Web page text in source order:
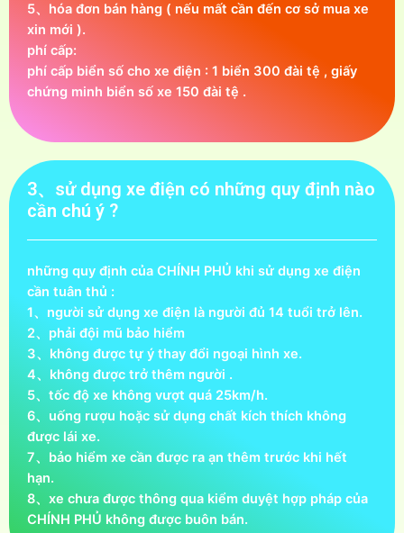
5、hóa đơn bán hàng ( nếu mất cần đến cơ sở mua xe
xin mới ).
phí cấp:
phí cấp biển số cho xe điện : 1 biển 300 đài tệ , giấy
chứng minh biển số xe 150 đài tệ .
3、sử dụng xe điện có những quy định nào
cần chú ý ?
những quy định của CHÍNH PHỦ khi sử dụng xe điện
cần tuân thủ :
1、người sử dụng xe điện là người đủ 14 tuổi trở lên.
2、phải đội mũ bảo hiểm
3、không được tự ý thay đổi ngoại hình xe.
4、không được trở thêm người .
5、tốc độ xe không vượt quá 25km/h.
6、uống rượu hoặc sử dụng chất kích thích không
được lái xe.
7、bảo hiểm xe cần được ra ạn thêm trước khi hết
hạn.
8、xe chưa được thông qua kiểm duyệt hợp pháp của
CHÍNH PHỦ không được buôn bán.